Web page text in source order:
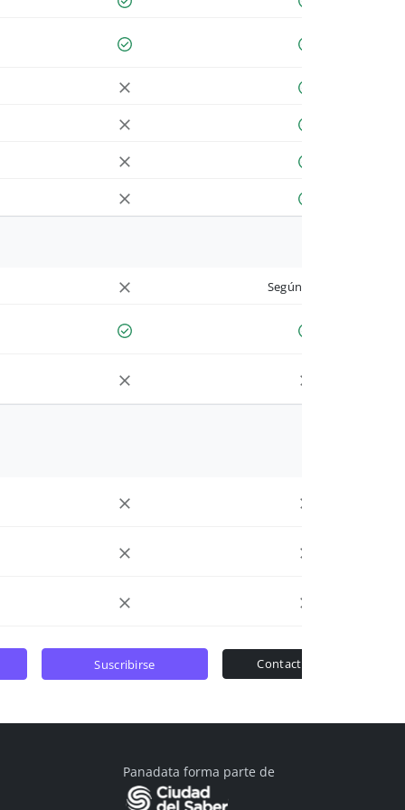
Según cuenta
suscribirse contactar ventas
Panadata forma parte de